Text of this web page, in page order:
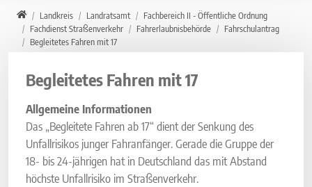
HomeLandkreis Landratsamt
Fachbereich II - Öffentliche Ordnung
Fachdienst Straßenverkehr
Fahrerlaubnisbehörde
Fahrschulantrag
Begleitetes Fahren mit 17
Begleitetes Fahren mit 17
Allgemeine Informationen
Das „Begleitete Fahren ab 17“ dient der Senkung des
Unfallrisikos junger Fahranfänger. Gerade die Gruppe der
18- bis 24-jährigen hat in Deutschland das mit Abstand
höchste Unfallrisiko im Straßenverkehr.